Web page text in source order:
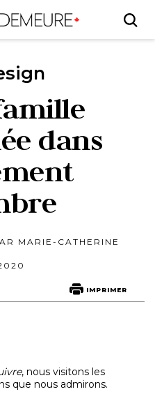
dans
MARIE-CATHERINE
IMPRIMER
, nous visitons les
que nous admirons.